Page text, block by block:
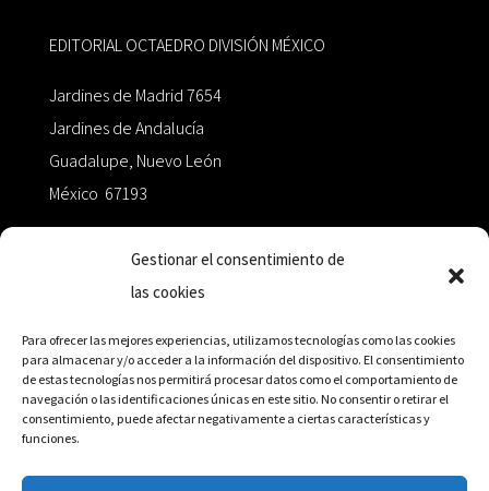
Gestionar el consentimiento de
las cookies
Para ofrecer las mejores experiencias, utilizamos tecnologías como las cookies
para almacenar y/o acceder a la información del dispositivo. El consentimiento
de estas tecnologías nos permitirá procesar datos como el comportamiento de
navegación o las identificaciones únicas en este sitio. No consentir o retirar el
consentimiento, puede afectar negativamente a ciertas características y
funciones.
EDITORIAL OCTAEDRO DIVISIÓN MÉXICO
Jardines de Madrid 7654
Jardines de Andalucía
Guadalupe, Nuevo León
México 67193
+52 811.499.5638
RED DE DISTRIBUCIÓN